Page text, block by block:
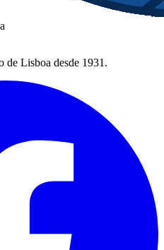
de Lisboa desde 1931.